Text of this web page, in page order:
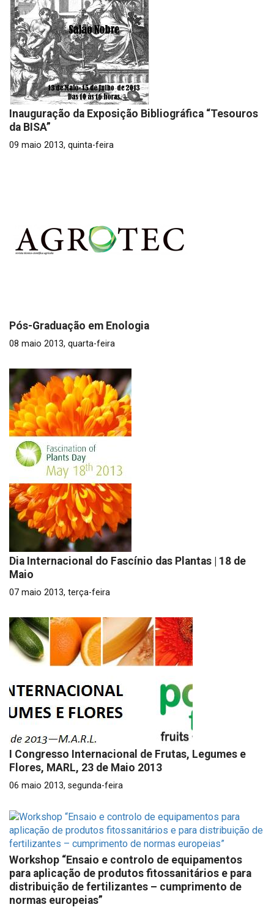
Inauguração da Exposição Bibliográfica “Tesouros
da BISA”
09 maio 2013, quinta-feira
Pós-Graduação em Enologia
08 maio 2013, quarta-feira
Dia Internacional do Fascínio das Plantas | 18 de
Maio
07 maio 2013, terça-feira
I Congresso Internacional de Frutas, Legumes e
Flores, MARL, 23 de Maio 2013
06 maio 2013, segunda-feira
Workshop “Ensaio e controlo de equipamentos
para aplicação de produtos fitossanitários e para
distribuição de fertilizantes – cumprimento de
normas europeias”